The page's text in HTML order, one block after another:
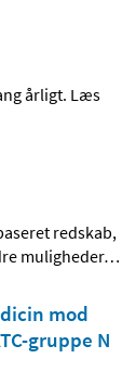
årligt. Læs
redskab,
muligheder…
mod
gruppe N